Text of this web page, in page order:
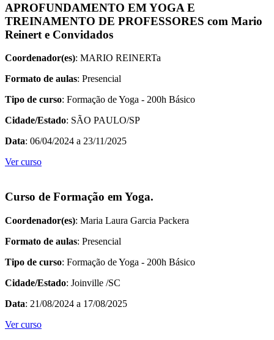
APROFUNDAMENTO EM YOGA E
TREINAMENTO DE PROFESSORES com Mario
Reinert e Convidados
Coordenador(es): MARIO REINERTa
Formato de aulas: Presencial
Tipo de curso: Formação de Yoga - 200h Básico
Cidade/Estado: SÃO PAULO/SP
Data: 06/04/2024 a 23/11/2025
Ver curso
Curso de Formação em Yoga.
Coordenador(es): Maria Laura Garcia Packera
Formato de aulas: Presencial
Tipo de curso: Formação de Yoga - 200h Básico
Cidade/Estado: Joinville /SC
Data: 21/08/2024 a 17/08/2025
Ver curso